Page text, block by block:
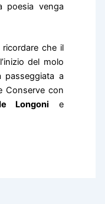
poesia venga
che il
del molo
passeggiata a
Conserve con
Longoni e